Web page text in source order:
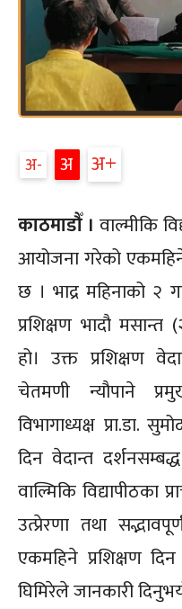
अ- अ अ+
काठमाडौँ । वाल्मीकि
आयोजना गरेको
छ । भाद्र महिनाको २
प्रशिक्षण भादौ
हो। उक्त प्रशिक्षण
चेतमण‍ी न्यौपाने
विभागाध्यक्ष प्रा.डा.
दिन वेदान्त
वाल्मिकि विद्यापीठका
उत्प्रेरणा तथा
एकमहिने प्रशिक्षण
घिमिरेले जानकारी